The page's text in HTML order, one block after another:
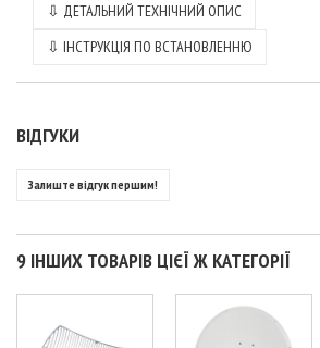
⇩ ДЕТАЛЬНИЙ ТЕХНІЧНИЙ ОПИС
⇩ ІНСТРУКЦІЯ ПО ВСТАНОВЛЕННЮ
ВІДГУКИ
Залиште відгук першим!
9 ІНШИХ ТОВАРІВ ЦІЄЇ Ж КАТЕГОРІЇ